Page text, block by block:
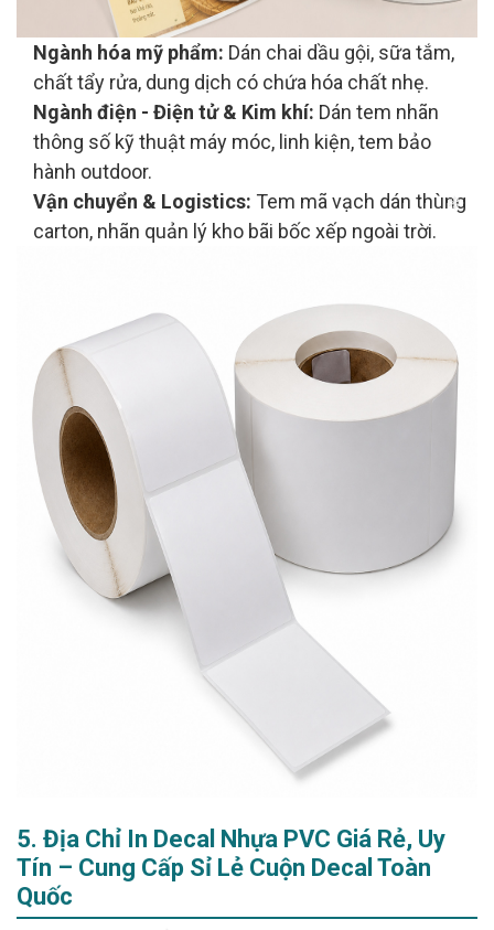
Ngành hóa mỹ phẩm: Dán chai dầu gội, sữa tắm,
chất tẩy rửa, dung dịch có chứa hóa chất nhẹ.
Ngành điện - Điện tử & Kim khí: Dán tem nhãn
thông số kỹ thuật máy móc, linh kiện, tem bảo
hành outdoor.
Vận chuyển & Logistics: Tem mã vạch dán thùng
carton, nhãn quản lý kho bãi bốc xếp ngoài trời.
5. Địa Chỉ In Decal Nhựa PVC Giá Rẻ, Uy
Tín – Cung Cấp Sỉ Lẻ Cuộn Decal Toàn
Quốc